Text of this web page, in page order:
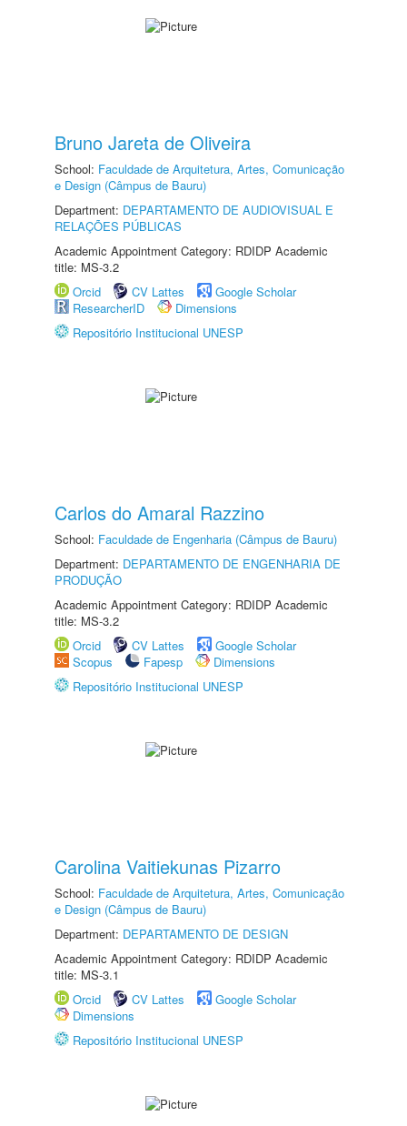
Bruno Jareta de Oliveira
School: Faculdade de Arquitetura, Artes, Comunicação
e Design (Câmpus de Bauru)
Department: DEPARTAMENTO DE AUDIOVISUAL E
RELAÇÕES PÚBLICAS
Academic Appointment Category: RDIDP Academic
title: MS-3.2
Orcid
CV Lattes
Google Scholar
ResearcherID
Dimensions
Repositório Institucional UNESP
Carlos do Amaral Razzino
School: Faculdade de Engenharia (Câmpus de Bauru)
Department: DEPARTAMENTO DE ENGENHARIA DE
PRODUÇÃO
Academic Appointment Category: RDIDP Academic
title: MS-3.2
Orcid
CV Lattes
Google Scholar
Scopus
Fapesp
Dimensions
Repositório Institucional UNESP
Carolina Vaitiekunas Pizarro
School: Faculdade de Arquitetura, Artes, Comunicação
e Design (Câmpus de Bauru)
Department: DEPARTAMENTO DE DESIGN
Academic Appointment Category: RDIDP Academic
title: MS-3.1
Orcid
CV Lattes
Google Scholar
Dimensions
Repositório Institucional UNESP